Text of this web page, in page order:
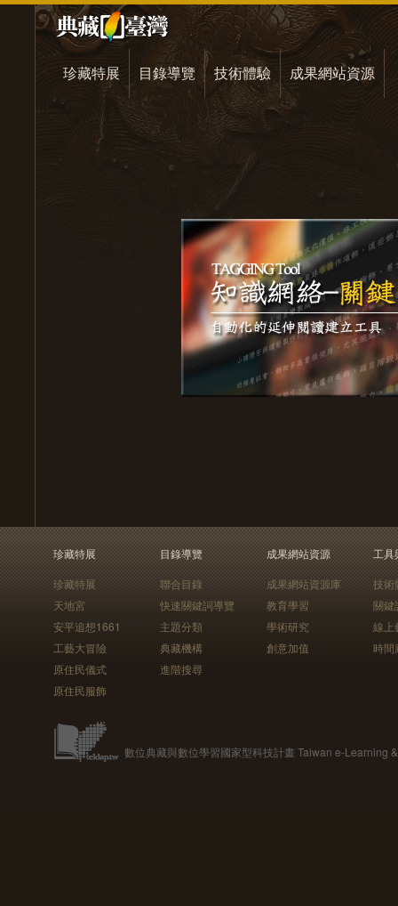
珍藏特展 目錄導覽 技術體驗 成果網站資源
珍藏特展
珍藏特展
天地宮
安平追想1661
工藝大冒險
原住民儀式
原住民服飾
目錄導覽
聯合目錄
快速關鍵詞導覽
主題分類
典藏機構
進階搜尋
成果網站資源
成果網站資源庫
教育學習
學術研究
創意加值
工具
技術
關鍵
線上
時間
數位典藏與數位學習國家型科技計畫 Taiwan e-Learning